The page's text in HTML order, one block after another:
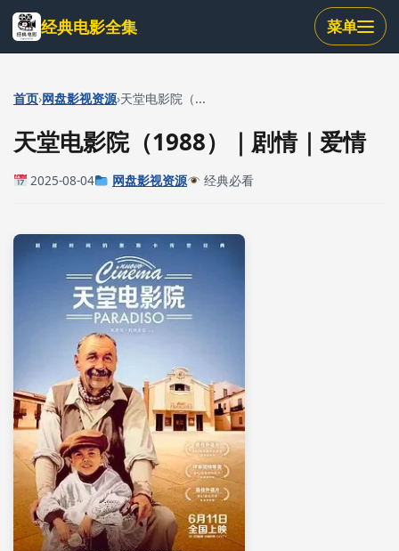
跳
到
主
内
经典电影全集 菜单
首页›网盘影视资源›天堂电影院（...
天堂电影院（1988）｜剧情｜爱情
2025-08-04 网盘影视资源 经典必看